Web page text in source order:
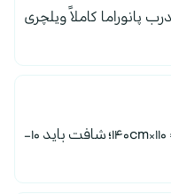
پانوراما کاملاً ویلچری
کابین تک‌نفره ≈ ۸۰×۸۰cm؛ ویلچری ≈ ۱۱۰×۱۴۰cm؛ شافت باید ۱۰–